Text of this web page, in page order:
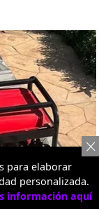
para elaborar
personalizada.
información aquí